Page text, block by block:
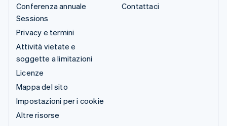
Conferenza annuale
Sessions
Privacy e termini
Attività vietate e
soggette a limitazioni
Licenze
Mappa del sito
Impostazioni per i cookie
Altre risorse
Contattaci